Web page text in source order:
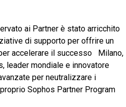
ai Partner è stato arricchito
di supporto per offrire un
accelerare il successo Milano,
leader mondiale e innovatore
per neutralizzare i
Sophos Partner Program